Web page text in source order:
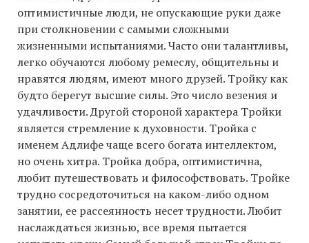
оптимистичные люди, не опускающие руки даже
при столкновении с самыми сложными
жизненными испытаниями. Часто они талантливы,
легко обучаются любому ремеслу, общительны и
нравятся людям, имеют много друзей. Тройку как
будто берегут высшие силы. Это число везения и
удачливости. Другой стороной характера Тройки
является стремление к духовности. Тройка с
именем Адлифе чаще всего богата интеллектом,
но очень хитра. Тройка добра, оптимистична,
любит путешествовать и философствовать. Тройке
трудно сосредоточиться на каком-либо одном
занятии, ее рассеянность несет трудности. Любит
наслаждаться жизнью, все время пытается